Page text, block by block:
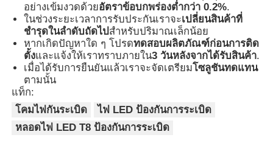
อย่างเข้มงวดด้วยอัตราข้อบกพร่องต่ำกว่า 0.2%.
ในช่วงระยะเวลาการรับประกันเราจะเปลี่ยนสินค้าที่
ชำรุดในลำดับถัดไปสำหรับปริมาณเล็กน้อย
หากเกิดปัญหาใด ๆ โปรดทดสอบผลิตภัณฑ์ก่อนการติด
ตั้งและแจ้งให้เราทราบภายใน3 วันหลังจากได้รับสินค้า.
เมื่อได้รับการยืนยันแล้วเราจะจัดเตรียมโซลูชันทดแทน
ตามนั้น
แท็ก:
โคมไฟกันระเบิด
ไฟ LED ป้องกันการระเบิด
หลอดไฟ LED T8 ป้องกันการระเบิด